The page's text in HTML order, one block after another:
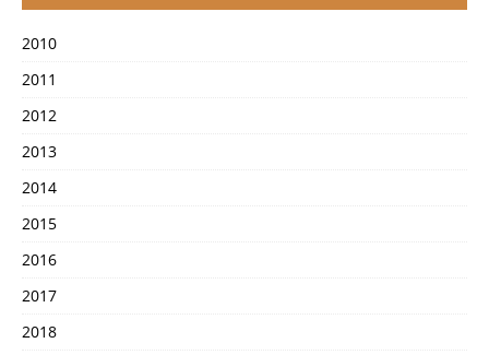
2010
2011
2012
2013
2014
2015
2016
2017
2018